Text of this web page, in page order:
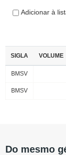
Adicionar à
SIGLA VOLUME
BMSV
BMSV
Do mesmo